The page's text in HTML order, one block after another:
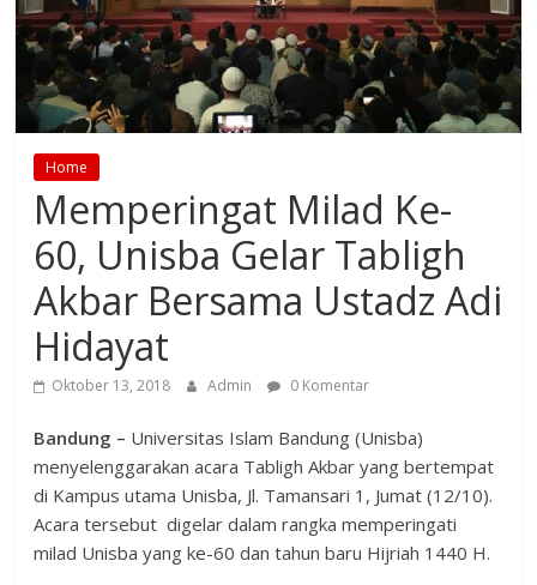
Home
Memperingat Milad Ke-
60, Unisba Gelar Tabligh
Akbar Bersama Ustadz Adi
Hidayat
Oktober 13, 2018 Admin 0 Komentar
Bandung – Universitas Islam Bandung (Unisba)
menyelenggarakan acara Tabligh Akbar yang bertempat
di Kampus utama Unisba, Jl. Tamansari 1, Jumat (12/10).
Acara tersebut digelar dalam rangka memperingati
milad Unisba yang ke-60 dan tahun baru Hijriah 1440 H.